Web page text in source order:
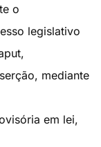
o
legislativo
mediante
em lei,